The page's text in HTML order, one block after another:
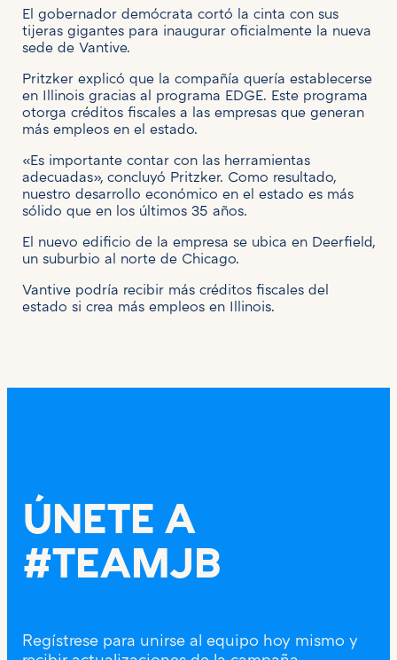
El gobernador demócrata cortó la cinta con sus
tijeras gigantes para inaugurar oficialmente la nueva
sede de Vantive.
Pritzker explicó que la compañía quería establecerse
en Illinois gracias al programa EDGE. Este programa
otorga créditos fiscales a las empresas que generan
más empleos en el estado.
«Es importante contar con las herramientas
adecuadas», concluyó Pritzker. Como resultado,
nuestro desarrollo económico en el estado es más
sólido que en los últimos 35 años.
El nuevo edificio de la empresa se ubica en Deerfield,
un suburbio al norte de Chicago.
Vantive podría recibir más créditos fiscales del
estado si crea más empleos en Illinois.
ÚNETE A
#TEAMJB
Regístrese para unirse al equipo hoy mismo y